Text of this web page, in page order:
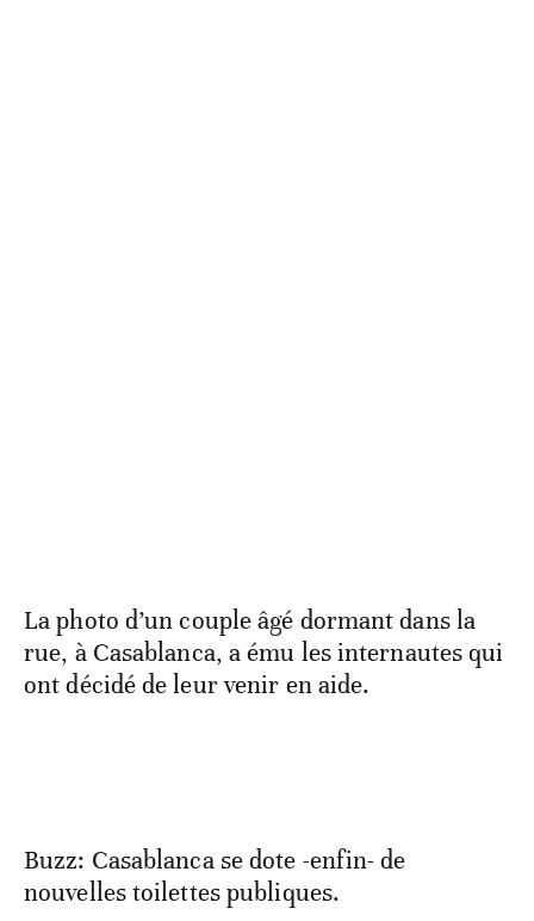
La photo d’un couple âgé dormant dans la
rue, à Casablanca, a ému les internautes qui
ont décidé de leur venir en aide.
Buzz: Casablanca se dote -enfin- de
nouvelles toilettes publiques.